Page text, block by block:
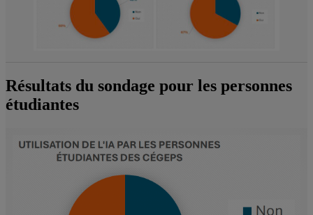
Résultats du sondage pour les personnes
étudiantes